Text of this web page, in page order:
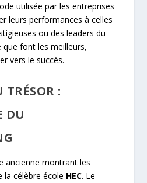
utilisée par les entreprises
leurs performances à celles
ou des leaders du
que font les meilleurs,
vers le succès.
TRÉSOR :
DU
ancienne montrant les
la célèbre école HEC. Le